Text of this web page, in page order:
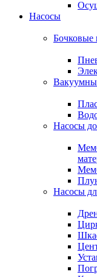
Насосы
Бочковые
Насосы
Насосы